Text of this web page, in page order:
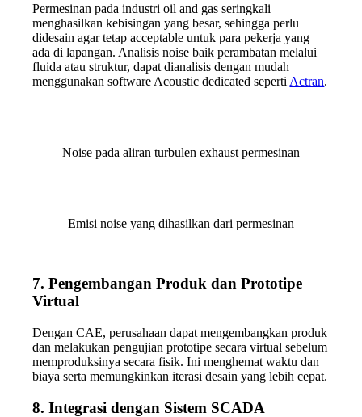
Permesinan pada industri oil and gas seringkali
menghasilkan kebisingan yang besar, sehingga perlu
didesain agar tetap acceptable untuk para pekerja yang
ada di lapangan. Analisis noise baik perambatan melalui
fluida atau struktur, dapat dianalisis dengan mudah
menggunakan software Acoustic dedicated seperti Actran.
Noise pada aliran turbulen exhaust permesinan
Emisi noise yang dihasilkan dari permesinan
7.Pengembangan Produk dan Prototipe
Virtual
Dengan CAE, perusahaan dapat mengembangkan produk
dan melakukan pengujian prototipe secara virtual sebelum
memproduksinya secara fisik. Ini menghemat waktu dan
biaya serta memungkinkan iterasi desain yang lebih cepat.
8.Integrasi dengan Sistem SCADA